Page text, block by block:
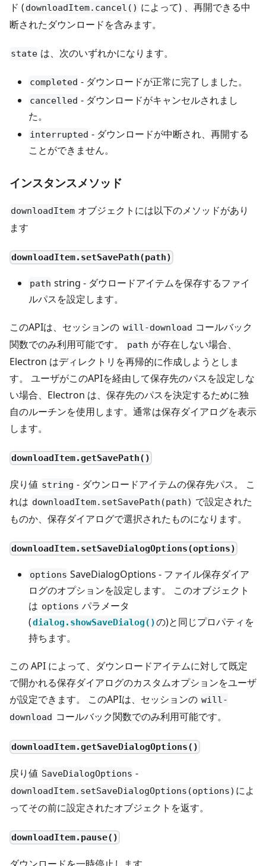
ド ( downloadItem.cancel() によって) 、再開できる中
断されたダウンロードを含みます。
state は、次のいずれかになります。
completed - ダウンロードが正常に完了しました。
cancelled - ダウンロードがキャンセルされまし
た。
interrupted - ダウンロードが中断され、再開する
ことができません。
インスタンスメソッド
downloadItem オブジェクトには以下のメソッドがあり
ます
downloadItem.setSavePath(path)
path string - ダウロードアイテムを保存するファイ
ルパスを設定します。
このAPIは、セッションの will-download コールバック
関数でのみ利用可能です。
path が存在しない場合、
Electron はディレクトリを再帰的に作成しようとしま
す。 ユーザがこのAPIを経由して保存先のパスを設定しな
い場合、Electron は、保存先のパスを決定するために独
自のルーチンを使用します。通常は保存ダイアログを表示
します。
downloadItem.getSavePath()
戻り値 string - ダウンロードアイテムの保存先パス。 こ
れは downloadItem.setSavePath(path) で設定された
ものか、保存ダイアログで選択されたものになります。
downloadItem.setSaveDialogOptions(options)
options SaveDialogOptions - ファイル保存ダイア
ログのオプションを設定します。 このオブジェクト
は options パラメータ
(dialog.showSaveDialog()の)と同じプロパティを
持ちます。
この API によって、ダウンロードアイテムに対して既定
で開かれる保存ダイアログのカスタムオプションをユーザ
が設定できます。 このAPIは、セッションの will-
download コールバック関数でのみ利用可能です。
downloadItem.getSaveDialogOptions()
戻り値 SaveDialogOptions -
downloadItem.setSaveDialogOptions(options) によ
ってその前に設定されたオブジェクトを返す。
downloadItem.pause()